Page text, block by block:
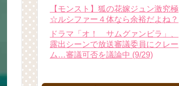
【モンスト】狐の花嫁ジュン激究極
☆ルシファー４体なら余裕だよね？
ドラマ「オ！ サムグァンビラ」、
露出シーンで放送審議委員にクレー
ム…審議可否を議論中 (9/29)